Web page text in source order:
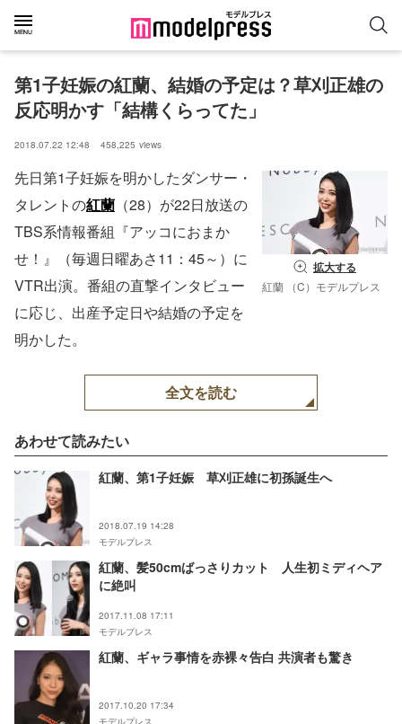
第1子妊娠の紅蘭、結婚の予定は？草刈正雄の
反応明かす「結構くらってた」
2018.07.22 12:48 458,225 views
拡大する
紅蘭 （C）モデルプレス
先日第1子妊娠を明かしたダンサー・
タレントの紅蘭 （28）が22日放送の
TBS系情報番組『アッコにおまか
せ！』（毎週日曜あさ11：45～）に
VTR出演。番組の直撃インタビュー
に応じ、出産予定日や結婚の予定を
明かした。
全文を読む
あわせて読みたい
紅蘭、第1子妊娠 草刈正雄に初孫誕生へ
2018.07.19 14:28
モデルプレス
紅蘭、髪50cmばっさりカット 人生初ミディヘア
に絶叫
2017.11.08 17:11
モデルプレス
紅蘭、ギャラ事情を赤裸々告白 共演者も驚き
2017.10.20 17:34
モデルプレス